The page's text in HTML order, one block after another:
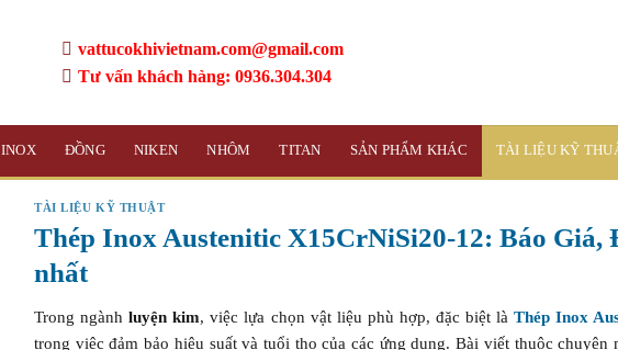
vattucokhivietnam.com@gmail.com
Tư vấn khách hàng: 0936.304.304
INOX ĐỒNG NIKEN NHÔM TITAN SẢN PHẨM KHÁC TÀI LIỆU KỸ
TÀI LIỆU KỸ THUẬT
Thép Inox Austenitic X15CrNiSi20-12: Báo
nhất
Trong ngànhluyện kim, việc lựa chọn vật liệu phù hợp, đặc biệt làThép Inox
trong việc đảm bảo hiệu suất và tuổi thọ của các ứng dụng. Bài viết thuộc chuyên